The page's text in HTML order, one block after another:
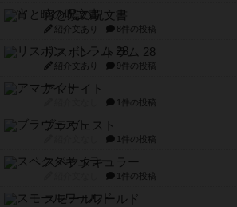
宵と暁の呪文書
紹介文あり 8件の投稿
リスボン・トラム 28
紹介文あり 9件の投稿
アマナイト
1件の投稿
ブラヴェスト
1件の投稿
スペクタキュラー
1件の投稿
スモールワールド